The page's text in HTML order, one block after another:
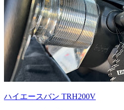
ハイエースバン TRH200V